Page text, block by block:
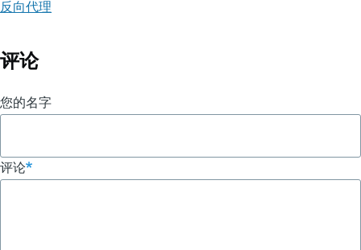
反向代理
评论
您的名字
评论